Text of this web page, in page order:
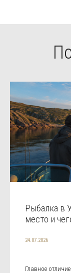
Рыбалка в
место и
24.07.2026
Главное